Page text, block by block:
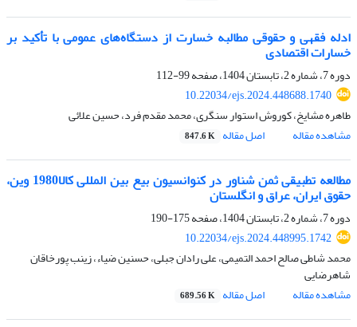
ادله فقهی و حقوقی مطالبه خسارت از دستگاه‌های عمومی با تأکید بر
خسارات اقتصادی
دوره 7، شماره 2، تابستان 1404، صفحه
99-112
10.22034/ejs.2024.448688.1740
طاهره مشایخ، کوروش استوار سنگری، محمد مقدم فرد، حسین علائی
مشاهده مقاله
اصل مقاله 847.6 K
مطالعه تطبیقی ثمن شناور در کنوانسیون بیع بین المللی کالا1980 وین،
حقوق ایران، عراق و انگلستان
دوره 7، شماره 2، تابستان 1404، صفحه
175-190
10.22034/ejs.2024.448995.1742
محمد شاطی صالح احمد التمیمی، علی رادان جبلی، حسنین ضیاء، زینب پورخاقان
شاهرضایی
مشاهده مقاله
اصل مقاله 689.56 K